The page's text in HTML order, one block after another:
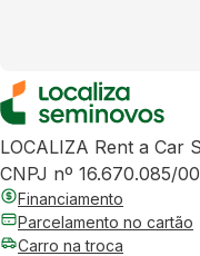
LOCALIZA Rent a Car
CNPJ nº 16.670.085/
Financiamento
Parcelamento no cartão
Carro na troca